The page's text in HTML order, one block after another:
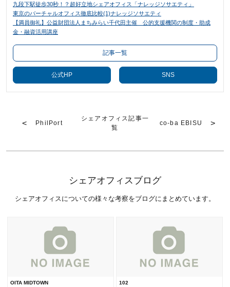
九段下駅徒歩30秒！？超好立地シェアオフィス「ナレッジソサエティ」
東京のバーチャルオフィス徹底比較(1)ナレッジソサエティ
【満員御礼】公益財団法人まちみらい千代田主催 公的支援機関の制度・助成
金・融資活用講座
記事一覧
公式HP SNS
PhilPort
シェアオフィス記事一
覧
co-ba EBISU
シェアオフィスブログ
シェアオフィスについての様々な考察をブログにまとめています。
OITA MIDTOWN
102